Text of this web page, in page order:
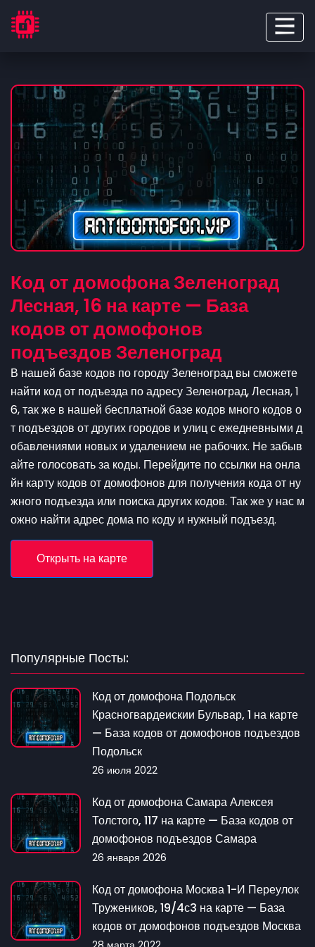
Код от домофона Зеленоград
Лесная, 16 на карте — База
кодов от домофонов
подъездов Зеленоград
В нашей базе кодов по городу Зеленоград вы сможете
найти код от подъезда по адресу Зеленоград, Лесная, 1
6, так же в нашей бесплатной базе кодов много кодов о
т подъездов от других городов и улиц с ежедневными д
обавлениями новых и удалением не рабочих. Не забыв
айте голосовать за коды. Перейдите по ссылки на онла
йн карту кодов от домофонов для получения кода от ну
жного подъезда или поиска других кодов. Так же у нас м
ожно найти адрес дома по коду и нужный подъезд.
Открыть на карте
Популярные Посты:
Код от домофона Подольск
Красногвардеискии Бульвар, 1 на карте
— База кодов от домофонов подъездов
Подольск
26 июля 2022
Код от домофона Самара Алексея
Толстого, 117 на карте — База кодов от
домофонов подъездов Самара
26 января 2026
Код от домофона Москва 1-И Переулок
Тружеников, 19/4с3 на карте — База
кодов от домофонов подъездов Москва